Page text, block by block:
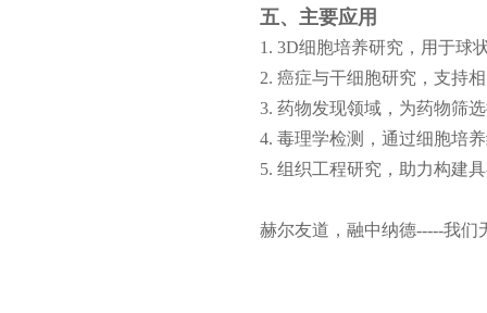
五、主要应用
1. 3D细胞培养研究，用于球
2. 癌症与干细胞研究，支持
3. 药物发现领域，为药物筛
4. 毒理学检测，通过细胞培
5. 组织工程研究，助力构建
赫尔友道，融中纳德-----我们